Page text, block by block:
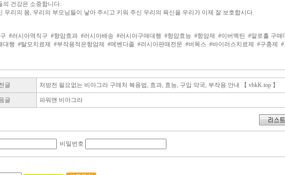
의 건강은 소중합니다.
우리의 몸, 우리의 부모님들이 낳아 주시고 키워 주신 우리의 육신을 우리가 이제 잘 보호합시다.
#러시아역직구 #항암효과 #러시아배송 #러시아구매대행 #항암효능 #항암제 #이버멕틴 #알로홀 구매
대행 #탈모치료제 #부작용적은항암제 #메벤다졸 #러시아판매전문 #버목스 #바이러스치료제 #구충제
글 처방전 필요없는 비아그라 구매처 복용법, 효과, 효능, 구입 약국, 부작용 안내 【 vbkK.top 】
글 파워맨 비아그라
비밀번호